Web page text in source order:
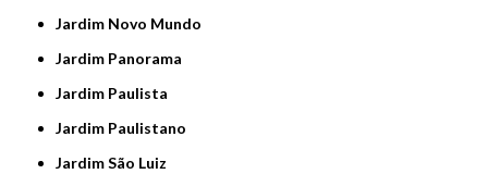
Jardim Novo Mundo
Jardim Panorama
Jardim Paulista
Jardim Paulistano
Jardim São Luiz